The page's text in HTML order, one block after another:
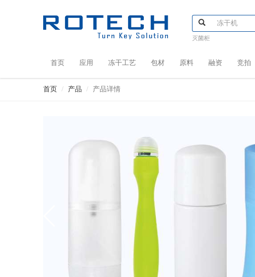
灭菌柜
首页 应用 冻干工艺 包材 原料 融资 竞拍
首页 产品 产品详情